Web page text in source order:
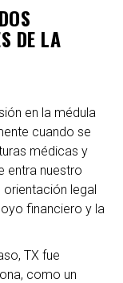
DE LA
en la médula
cuando se
médicas y
entra nuestro
orientación legal
financiero y la
TX fue
como un